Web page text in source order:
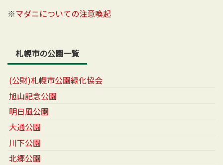
※マダニについての注意喚起
札幌市の公園一覧
(公財)札幌市公園緑化協会
旭山記念公園
明日風公園
大通公園
川下公園
北郷公園